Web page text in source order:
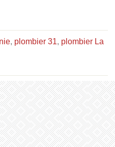
, plombier 31, plombier La